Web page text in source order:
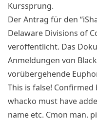
Kurssprung.
Der Antrag für den
Delaware Divisions of
veröffentlicht. Das
Anmeldungen von
vorübergehende
This is false! Confirmed
whacko must have
name etc. Cmon man.